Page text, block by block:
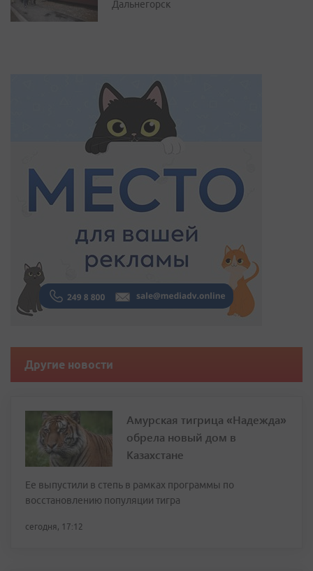
Дальнегорск
Другие новости
Амурская тигрица «Надежда»
обрела новый дом в
Казахстане
Ее выпустили в степь в рамках программы по
восстановлению популяции тигра
сегодня, 17:12